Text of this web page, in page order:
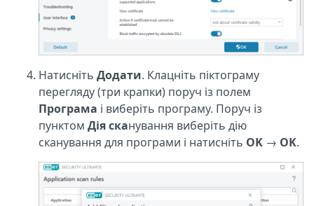
Натисніть Додати. Клацніть піктограму
перегляду (три крапки) поруч із полем
Програма і виберіть програму. Поруч із
пунктом Дія сканування виберіть дію
сканування для програми і натисніть OK → OK.